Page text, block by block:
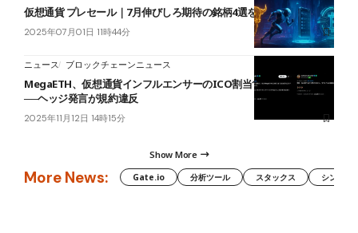
仮想通貨 プレセール｜7月伸びしろ期待の銘柄4選をプロが解説
2025年07月01日 11時44分
ニュース ブロックチェーンニュース
MegaETH、仮想通貨インフルエンサーのICO割当1.5億円取り消し
──ヘッジ発言が規約違反
2025年11月12日 14時15分
Show More
More News: Gate.io 分析ツール スタックス シンボル